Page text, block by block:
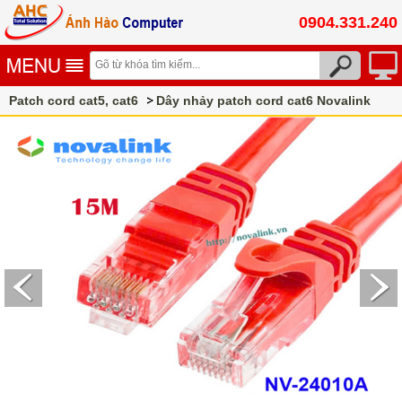
0904.331.240
Patch cord cat5, cat6 Dây nhảy patch cord cat6 Novalink